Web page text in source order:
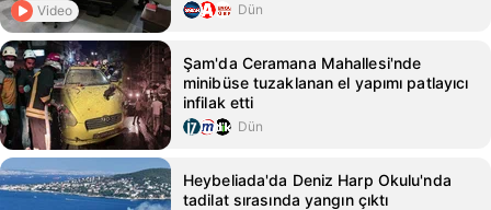
Video Dün
Şam'da Ceramana Mahallesi'nde
minibüse tuzaklanan el yapımı patlayıcı
infilak etti
Dün
Heybeliada'da Deniz Harp Okulu'nda
tadilat sırasında yangın çıktı